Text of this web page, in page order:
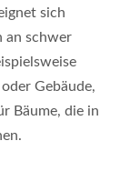
sich
an schwer
Gebäude,
Bäume, die in